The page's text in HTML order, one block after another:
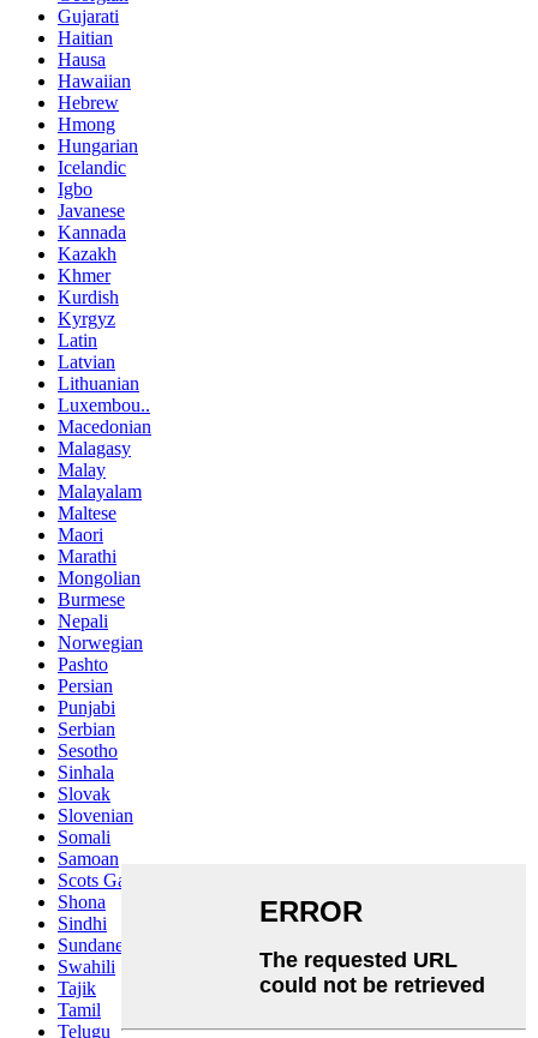
Gujarati
Haitian
Hausa
Hawaiian
Hebrew
Hmong
Hungarian
Icelandic
Igbo
Javanese
Kannada
Kazakh
Khmer
Kurdish
Kyrgyz
Latin
Latvian
Lithuanian
Luxembou..
Macedonian
Malagasy
Malay
Malayalam
Maltese
Maori
Marathi
Mongolian
Burmese
Nepali
Norwegian
Pashto
Persian
Punjabi
Serbian
Sesotho
Sinhala
Slovak
Slovenian
Somali
Samoan
Scots Gaelic
Shona
Sindhi
Sundanese
Swahili
Tajik
Tamil
Telugu